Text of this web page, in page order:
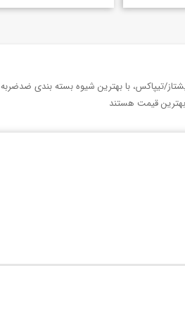
تیپاکس، با بهترین شیوه بسته بندی ضدضربه
قیمت هستند